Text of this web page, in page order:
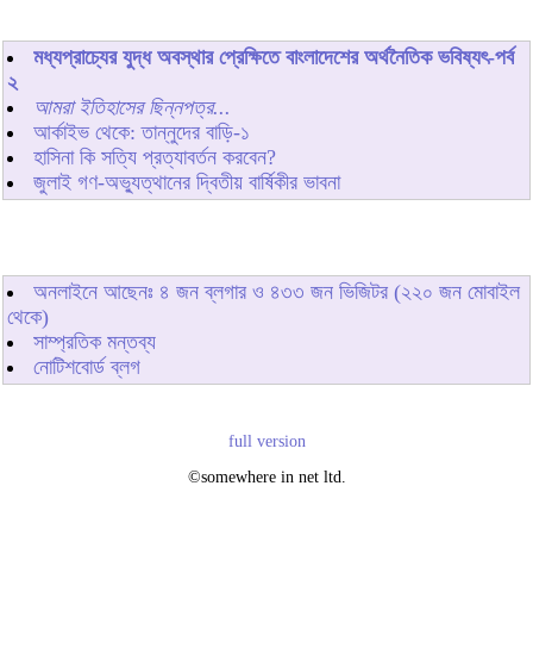
মধ্যপ্রাচ্যের যুদ্ধ অবস্থার প্রেক্ষিতে বাংলাদেশের অর্থনৈতিক ভবিষ্যৎ-পর্ব
২
আমরা ইতিহাসের ছিন্নপত্র...
আর্কাইভ থেকে: তান্নুদের বাড়ি-১
হাসিনা কি সত্যি প্রত্যাবর্তন করবেন?
জুলাই গণ-অভ্যুত্থানের দ্বিতীয় বার্ষিকীর ভাবনা
অনলাইনে আছেনঃ ৪ জন ব্লগার ও ৪৩৩ জন ভিজিটর (২২০ জন মোবাইল
থেকে)
সাম্প্রতিক মন্তব্য
নোটিশবোর্ড ব্লগ
full version
©somewhere in net ltd.